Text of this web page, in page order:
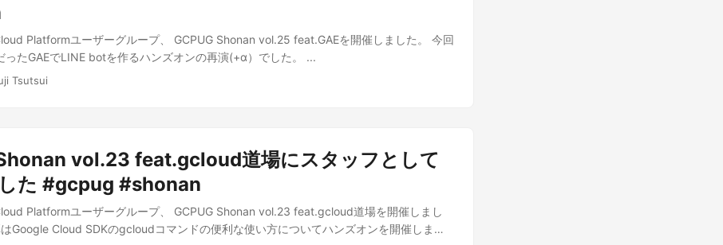
Platformユーザーグループ、 GCPUG Shonan vol.25 feat.GAEを開催しました。 今回
ったGAEでLINE botを作るハンズオンの再演(+α）でした。 ...
Tsutsui
vol.23 feat.gcloud道場にスタッフとして
た #gcpug #shonan
Platformユーザーグループ、 GCPUG Shonan vol.23 feat.gcloud道場を開催しまし
Google Cloud SDKのgcloudコマンドの便利な使い方についてハンズオンを開催しまし